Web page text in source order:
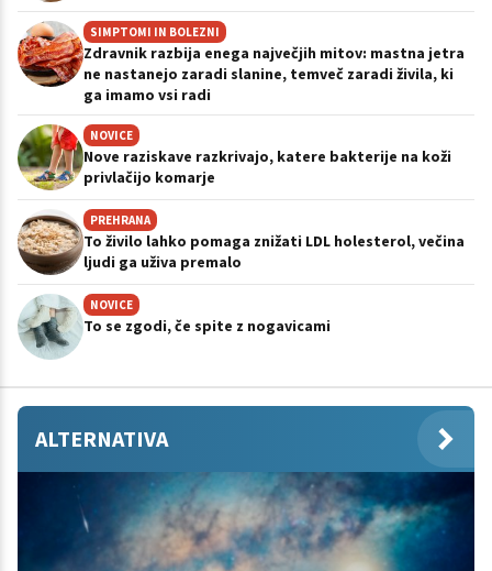
SIMPTOMI IN BOLEZNI
Zdravnik razbija enega največjih mitov: mastna jetra
ne nastanejo zaradi slanine, temveč zaradi živila, ki
ga imamo vsi radi
NOVICE
Nove raziskave razkrivajo, katere bakterije na koži
privlačijo komarje
PREHRANA
To živilo lahko pomaga znižati LDL holesterol, večina
ljudi ga uživa premalo
NOVICE
To se zgodi, če spite z nogavicami
ALTERNATIVA